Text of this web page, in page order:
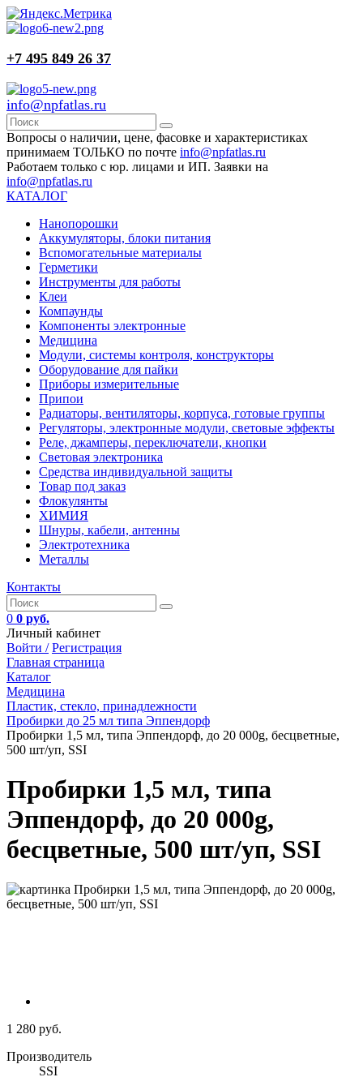
+7 495 849 26 37
info@npfatlas.ru
Вопросы о наличии, цене, фасовке и характеристиках
принимаем ТОЛЬКО по почте info@npfatlas.ru
Работаем только с юр. лицами и ИП. Заявки на
info@npfatlas.ru
КАТАЛОГ
Нанопорошки
Аккумуляторы, блоки питания
Вспомогательные материалы
Герметики
Инструменты для работы
Клеи
Компаунды
Компоненты электронные
Медицина
Модули, системы контроля, конструкторы
Оборудование для пайки
Приборы измерительные
Припои
Радиаторы, вентиляторы, корпуса, готовые группы
Регуляторы, электронные модули, световые эффекты
Реле, джамперы, переключатели, кнопки
Световая электроника
Средства индивидуальной защиты
Товар под заказ
Флокулянты
ХИМИЯ
Шнуры, кабели, антенны
Электротехника
Металлы
Контакты
0 0 руб.
Личный кабинет
Войти / Регистрация
Главная страница
Каталог
Медицина
Пластик, стекло, принадлежности
Пробирки до 25 мл типа Эппендорф
Пробирки 1,5 мл, типа Эппендорф, до 20 000g, бесцветные,
500 шт/уп, SSI
Пробирки 1,5 мл, типа
Эппендорф, до 20 000g,
бесцветные, 500 шт/уп, SSI
1 280 руб.
Производитель
SSI